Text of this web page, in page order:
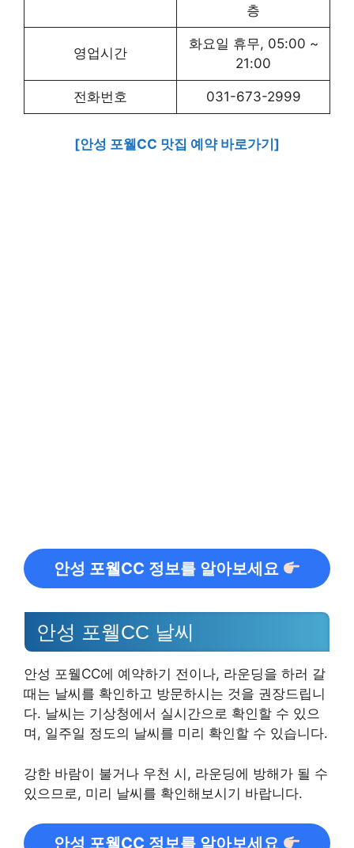
층
영업시간
화요일 휴무, 05:00 ~
21:00
전화번호 031-673-2999
[안성 포웰CC 맛집 예약 바로가기]
안성 포웰CC 정보를 알아보세요
안성 포웰CC 날씨
안성 포웰CC에 예약하기 전이나, 라운딩을 하러 갈
때는 날씨를 확인하고 방문하시는 것을 권장드립니
다. 날씨는 기상청에서 실시간으로 확인할 수 있으
며, 일주일 정도의 날씨를 미리 확인할 수 있습니다.
강한 바람이 불거나 우천 시, 라운딩에 방해가 될 수
있으므로, 미리 날씨를 확인해보시기 바랍니다.
안성 포웰CC 정보를 알아보세요